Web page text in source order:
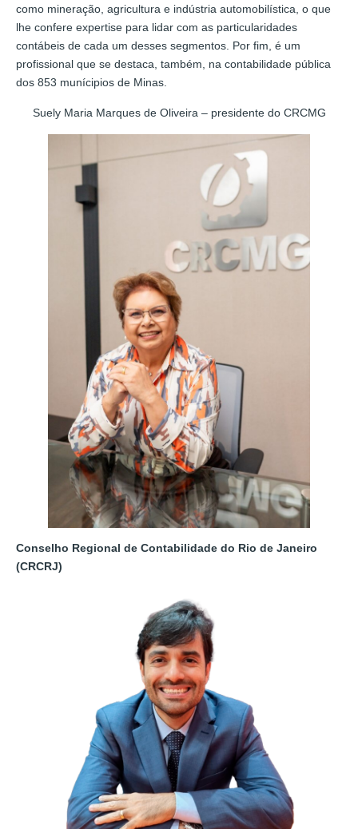
como mineração, agricultura e indústria automobilística, o que
lhe confere expertise para lidar com as particularidades
contábeis de cada um desses segmentos. Por fim, é um
profissional que se destaca, também, na contabilidade pública
dos 853 munícipios de Minas.
Suely Maria Marques de Oliveira – presidente do CRCMG
Conselho Regional de Contabilidade do Rio de Janeiro
(CRCRJ)